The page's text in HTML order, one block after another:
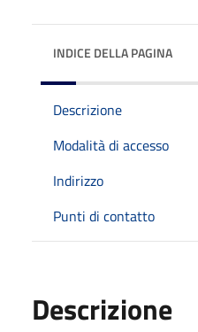
INDICE DELLA PAGINA
Descrizione
Modalità di accesso
Indirizzo
Punti di contatto
Descrizione